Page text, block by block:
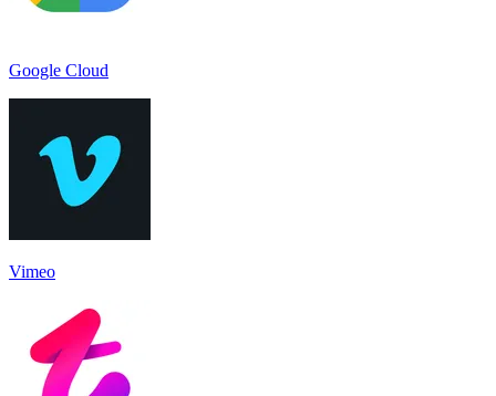
Google Cloud
Vimeo